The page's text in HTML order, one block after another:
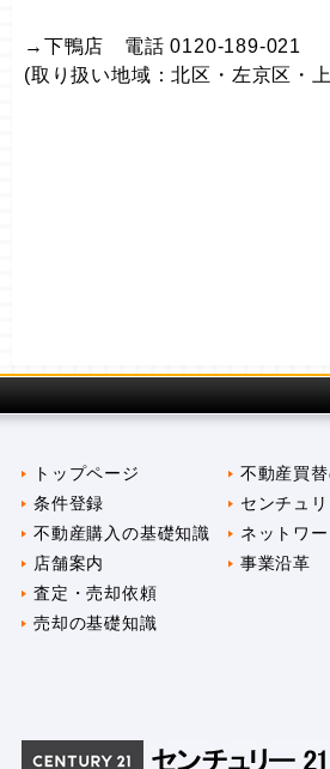
→下鴨店 電話 0120-189-021
(取り扱い地域：北区・左京区・
トップページ
条件登録
不動産購入の基礎知識
店舗案内
査定・売却依頼
売却の基礎知識
不動産買
センチュ
ネットワー
事業沿革